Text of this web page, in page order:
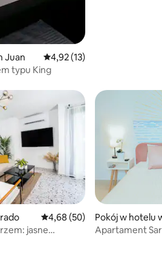
Juan Średnia ocena: 4,92 na 5,
4,92 (13)
typu King
26
Średnia ocena: 4,68 na 5,
4,68 (50)
jasne
Pokój w hotelu
Apartament